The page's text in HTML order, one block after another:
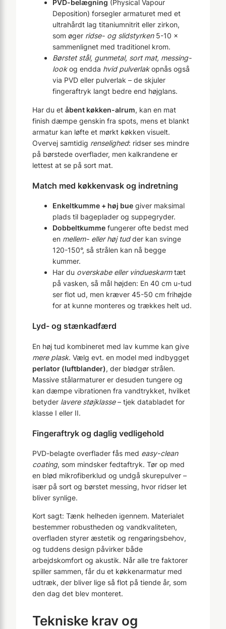
PVD-belægning (Physical Vapour
Deposition) forsegler armaturet med et
ultrahårdt lag titaniumnitrit eller zirkon,
som øger ridse- og slidstyrken5-10 ×
sammenlignet med traditionel krom.
Børstet stål, gunmetal, sort mat, messing-
lookog endda hvid pulverlakopnås også
via PVD eller pulverlak – de skjuler
fingeraftryk langt bedre end højglans.
Har du et åbent køkken-alrum, kan en mat
finish dæmpe genskin fra spots, mens et blankt
armatur kan løfte et mørkt køkken visuelt.
Overvej samtidig renselighed: ridser ses mindre
på børstede overflader, men kalkrandene er
lettest at se på sort mat.
Match med køkkenvask og indretning
Enkeltkumme + høj bue giver maksimal
plads til bageplader og suppegryder.
Dobbeltkumme fungerer ofte bedst med
en mellem- eller høj tudder kan svinge
120-150°, så strålen kan nå begge
kummer.
Har du overskabe eller vindueskarmtæt
på vasken, så mål højden: En 40 cm u-tud
ser flot ud, men kræver 45-50 cm frihøjde
for at kunne monteres og trækkes helt ud.
Lyd- og stænkadfærd
En høj tud kombineret med lav kumme kan give
mere plask. Vælg evt. en model med indbygget
perlator (luftblander), der blødgør strålen.
Massive stålarmaturer er desuden tungere og
kan dæmpe vibrationen fra vandtrykket, hvilket
betyder lavere støjklasse– tjek databladet for
klasse I eller II.
Fingeraftryk og daglig vedligehold
PVD-belagte overflader fås med easy-clean
coating, som mindsker fedtaftryk. Tør op med
en blød mikro­fiberklud og undgå skurepulver –
især på sort og børstet messing, hvor ridser let
bliver synlige.
Kort sagt: Tænk helheden igennem. Materialet
bestemmer robustheden og vandkvaliteten,
overfladen styrer æstetik og rengøringsbehov,
og tuddens design påvirker både
arbejdskomfort og akustik. Når alle tre faktorer
spiller sammen, får du et køkkenarmatur med
udtræk, der bliver lige så flot på tiende år, som
den dag det blev monteret.
Tekniske krav og